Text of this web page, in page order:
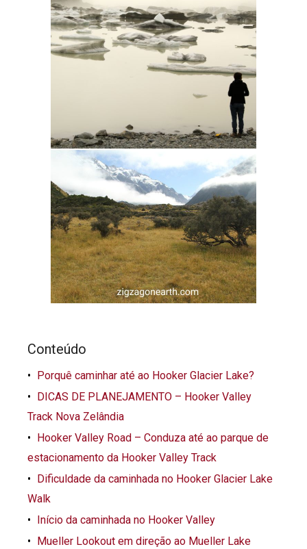
Conteúdo
Porquê caminhar até ao Hooker Glacier Lake?
DICAS DE PLANEJAMENTO – Hooker Valley
Track Nova Zelândia
Hooker Valley Road – Conduza até ao parque de
estacionamento da Hooker Valley Track
Dificuldade da caminhada no Hooker Glacier Lake
Walk
Início da caminhada no Hooker Valley
Mueller Lookout em direção ao Mueller Lake